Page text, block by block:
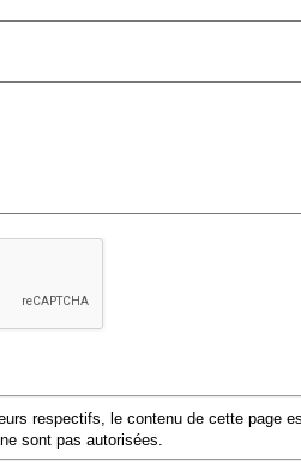
respectifs, le contenu de cette page
sont pas autorisées.